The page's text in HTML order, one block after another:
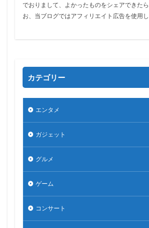
でおりまして、よかったものをシェアできた
お、当ブログではアフィリエイト広告を使用し
カテゴリー
エンタメ
ガジェット
グルメ
ゲーム
コンサート